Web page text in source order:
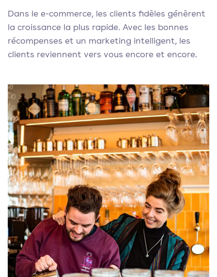
Dans le e-commerce, les clients fidèles génèrent
la croissance la plus rapide. Avec les bonnes
récompenses et un marketing intelligent, les
clients reviennent vers vous encore et encore.